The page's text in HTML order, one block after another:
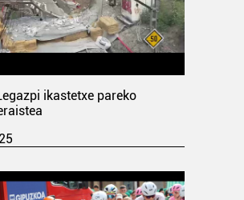
ikastetxe pareko